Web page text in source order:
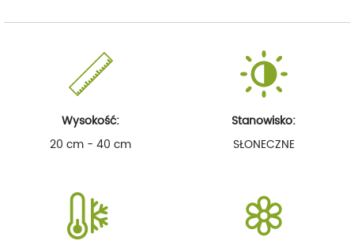
Wysokość:
20 cm - 40 cm
Stanowisko:
SŁONECZNE